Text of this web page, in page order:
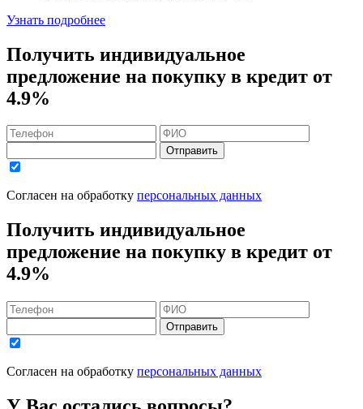
Узнать подробнее
Получить индивидуальное
предложение на покупку в кредит от
4.9%
Отправить
Согласен на обработку персональных данных
Получить индивидуальное
предложение на покупку в кредит от
4.9%
Отправить
Согласен на обработку персональных данных